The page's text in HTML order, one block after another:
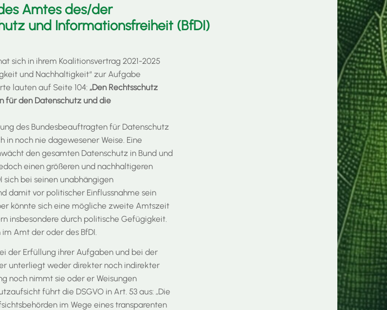
Amtes des/der
und Informationsfreiheit (BfDI)
sich in ihrem Koalitionsvertrag 2021-2025
und Nachhaltigkeit“ zur Aufgabe
lauten auf Seite 104: „Den Rechtsschutz
für den Datenschutz und die
des Bundesbeauftragten für Datenschutz
noch nie dagewesener Weise. Eine
den gesamten Datenschutz in Bund und
einen größeren und nachhaltigeren
sich bei seinen unabhängigen
damit vor politischer Einflussnahme sein
könnte sich eine mögliche zweite Amtszeit
insbesondere durch politische Gefügigkeit.
Amt der oder des BfDI.
der Erfüllung ihrer Aufgaben und bei der
unterliegt weder direkter noch indirekter
noch nimmt sie oder er Weisungen
führt die DSGVO in Art. 53 aus: „Die
im Wege eines transparenten